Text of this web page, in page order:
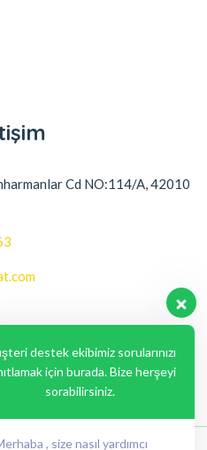
Cd NO:114/A, 42010
Seçenekleri
destek ekibimiz sorularınızı
için burada. Bize herşeyi
sorabilirsiniz.
, size nasıl yardımcı